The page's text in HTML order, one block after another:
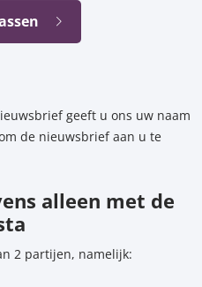
geeft u ons uw naam
de nieuwsbrief aan u te
alleen met de
2 partijen, namelijk: